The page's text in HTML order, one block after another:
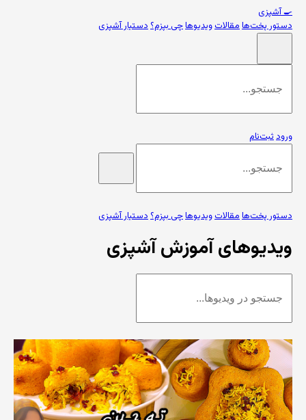
🍳آشپزی
دستور پخت‌هامقالاتویدیوهاچی بپزم؟دستیار آشپزی
ورودثبت‌نام
دستور پخت‌هامقالاتویدیوهاچی بپزم؟دستیار آشپزی
ویدیوهای آموزش آشپزی